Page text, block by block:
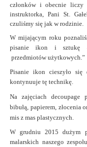
członków i obecnie
instruktorka, Pani St.
czuliśmy się jak w rodzinie.
W mijającym roku
pisanie ikon i sztukę
przedmiotów użytkowych.”
Pisanie ikon cieszyło się
kontynuuje tę technikę.
Na zajęciach decoupage
bibułą, papierem, złocenia
mis z mas plastycznych.
W grudniu 2015 dużym
malarskich naszego